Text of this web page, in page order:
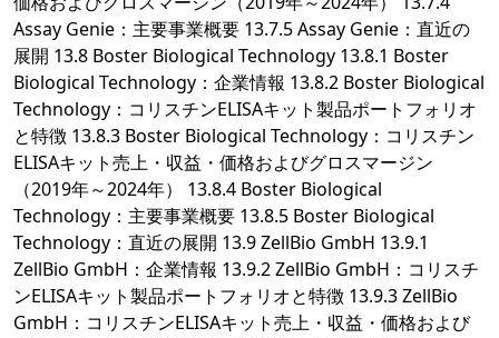
Assay Genie：主要事業概要 13.7.5 Assay Genie：直近の
展開 13.8 Boster Biological Technology 13.8.1 Boster
Biological Technology：企業情報 13.8.2 Boster Biological
Technology：コリスチンELISAキット製品ポートフォリオ
と特徴 13.8.3 Boster Biological Technology：コリスチン
ELISAキット売上・収益・価格およびグロスマージン
（2019年～2024年） 13.8.4 Boster Biological
Technology：主要事業概要 13.8.5 Boster Biological
Technology：直近の展開 13.9 ZellBio GmbH 13.9.1
ZellBio GmbH：企業情報 13.9.2 ZellBio GmbH：コリスチ
ンELISAキット製品ポートフォリオと特徴 13.9.3 ZellBio
GmbH：コリスチンELISAキット売上・収益・価格および